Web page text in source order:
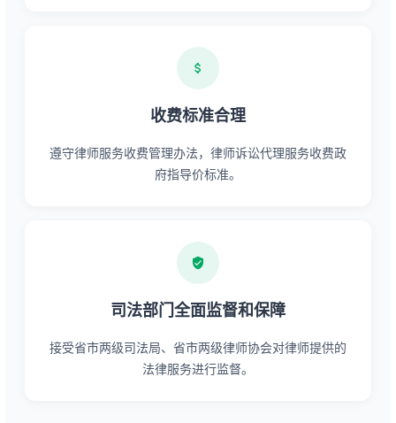
收费标准合理
遵守律师服务收费管理办法，律师诉讼代理服务收费政
府指导价标准。
司法部门全面监督和保障
接受省市两级司法局、省市两级律师协会对律师提供的
法律服务进行监督。